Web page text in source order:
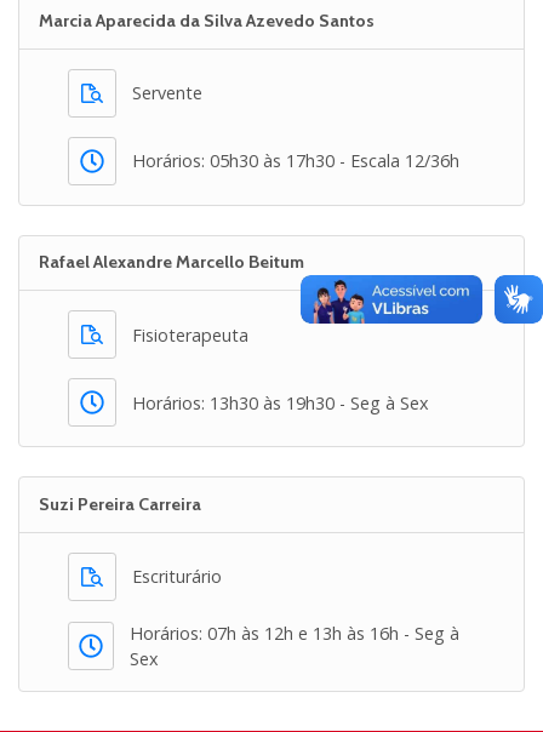
Marcia Aparecida da Silva Azevedo Santos
Servente
Horários: 05h30 às 17h30 - Escala 12/36h
Rafael Alexandre Marcello Beitum
Fisioterapeuta
Horários: 13h30 às 19h30 - Seg à Sex
Suzi Pereira Carreira
Escriturário
Horários: 07h às 12h e 13h às 16h - Seg à
Sex